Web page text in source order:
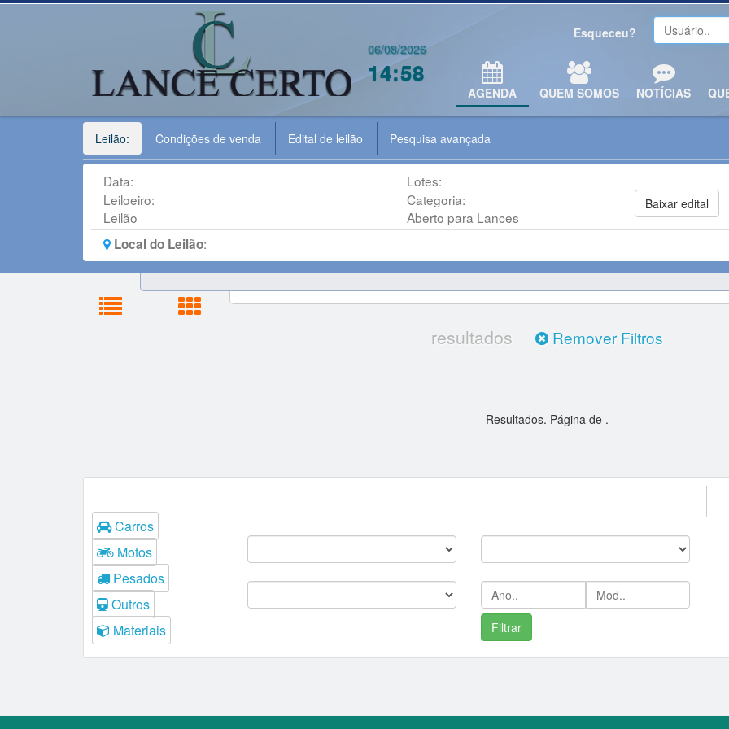
06/08/2026
14:58
Esqueceu?
AGENDA QUEM SOMOS NOTÍCIAS
Leilão: Condições de venda Edital de leilão Pesquisa avançada
Data:
Leiloeiro:
Leilão
Lotes:
Categoria:
Aberto para Lances
Baixar edital
Local do Leilão:
resultados Remover Filtros
Resultados. Página de .
Carros
Motos
Pesados
Outros
Materiais